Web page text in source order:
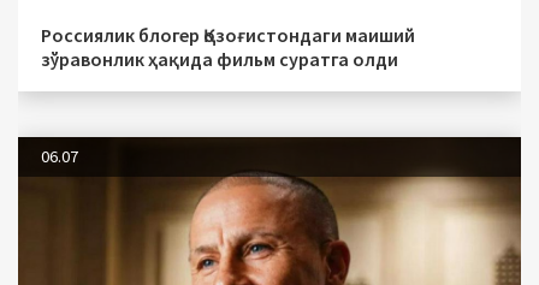
Россиялик блогер Қозоғистондаги маиший
зўравонлик ҳақида фильм суратга олди
06.07